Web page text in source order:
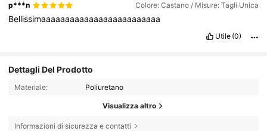
p***n Colore: Castano / Misure: Tagli Unica
Bellissimaaaaaaaaaaaaaaaaaaaaaaaaa
Utile (0)
Dettagli Del Prodotto
Materiale: Poliuretano
Visualizza altro
Informazioni di sicurezza e contatti